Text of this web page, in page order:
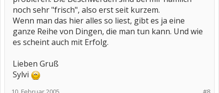
noch sehr "frisch", also erst seit kurzem.
Wenn man das hier alles so liest, gibt es ja eine
ganze Reihe von Dingen, die man tun kann. Und wie
es scheint auch mit Erfolg.
Lieben Gruß
Sylvi